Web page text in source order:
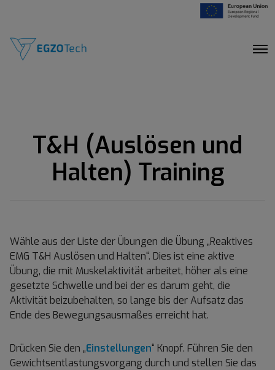
O
T&H (Auslösen und
Halten) Training
Wähle aus der Liste der Übungen die Übung „Reaktives
EMG T&H Auslösen und Halten“. Dies ist eine aktive
Übung, die mit Muskelaktivität arbeitet, höher als eine
gesetzte Schwelle und bei der es darum geht, die
Aktivität beizubehalten, so lange bis der Aufsatz das
Ende des Bewegungsausmaßes erreicht hat.
Drücken Sie den „Einstellungen“ Knopf. Führen Sie den
Gewichtsentlastungsvorgang durch und stellen Sie das